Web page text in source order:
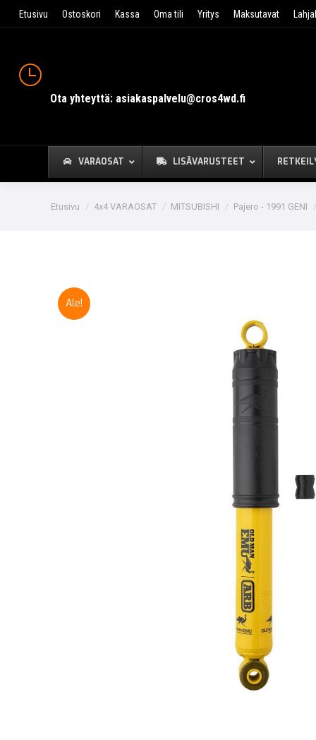
Etusivu Ostoskori Kassa Oma tili Yritys Maksutavat
Ota yhteyttä: asiakaspalvelu@cros4wd.fi
VARAOSAT LISÄVARUSTEET
You are here:
Etusivu 4x4 VARAOSAT MITSUBISHI Pajero - 1991 GENI
Ale!